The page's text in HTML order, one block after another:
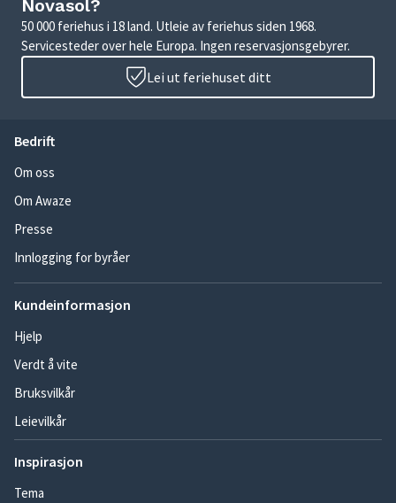
Novasol?
50 000 feriehus i 18 land. Utleie av feriehus siden 1968.
Servicesteder over hele Europa. Ingen reservasjonsgebyrer.
Lei ut feriehuset ditt
Bedrift
Om oss
Om Awaze
Presse
Innlogging for byråer
Kundeinformasjon
Hjelp
Verdt å vite
Bruksvilkår
Leievilkår
Inspirasjon
Tema